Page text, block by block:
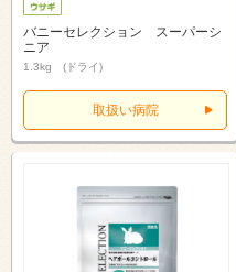
バニーセレクション スーパーシ
ニア
1.3kg (ドライ)
取扱い病院